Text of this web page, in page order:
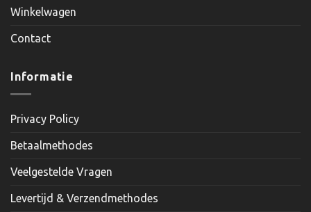
Winkelwagen
Contact
Informatie
Privacy Policy
Betaalmethodes
Veelgestelde Vragen
Levertijd & Verzendmethodes